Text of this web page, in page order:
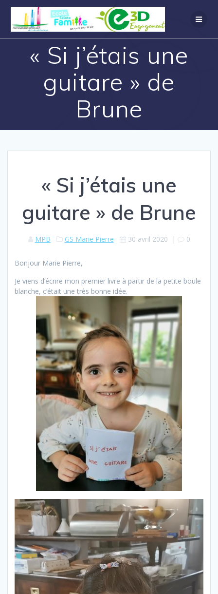
« Si j’étais une
guitare » de
Brune
« Si j’étais une
guitare » de Brune
MPB GS Marie Pierre 30 avril 2020 | 0
Bonjour Marie Pierre,
Je viens d’écrire mon premier livre à partir de la petite boule
blanche, c’était une très bonne idée.
Lecteur
vidéo